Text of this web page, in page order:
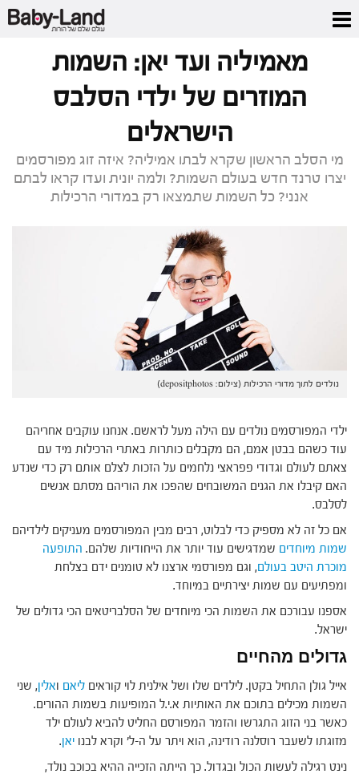
דף הבית
מאמיליה ועד יאן: השמות המוזרים של ילדי הסלבס
מאמיליה ועד יאן: השמות
המוזרים של ילדי הסלבס
הישראלים
מי הסלב הראשון שקרא לבתו אמיליה? איזה זוג מפורסמים
יצרו טרנד חדש בעולם השמות? ולמה יונית ועדו קראו לבתם
אנני? כל השמות שתמצאו רק במדורי הרכילות
נולדים לתוך מדורי הרכילות (צילום: depositphotos)
ילדי המפורסמים נולדים עם הילה מעל לראשם. אנחנו עוקבים אחריהם
עוד כשהם בבטן אמם, הם מקבלים כותרות באתרי הרכילות מיד עם
צאתם לעולם וגדודי פפראצי נלחמים על הזכות לצלם אותם רק כדי שנדע
האם קיבלו את הגנים המשובחים שהפכו את הוריהם מסתם אנשים
לסלבס.
אם כל זה לא מספיק כדי לבלוט, רבים מבין המפורסמים מעניקים לילדיהם
שמות מיוחדים שמדגישים עוד יותר את הייחודיות שלהם. התופעה
מוכרת היטב בעולם, וגם מפורסמי ארצנו לא טומנים ידם בצלחת
ומפתיעים עם שמות יצירתיים במיוחד.
אספנו עבורכם את השמות הכי מיוחדים של הסלבריטאים הכי גדולים של
ישראל.
גדולים מהחיים
אייל גולן התחיל בקטן. לילדים שלו ושל אילנית לוי קוראים ליאם ואלין, שני
השמות מכילים בתוכם את האותיות א.י.ל המופיעות בשמות ההורים.
כאשר בני הזוג התגרשו והזמר המפורסם החליט להביא לעולם ילד
מזוגתו לשעבר רוסלנה רודינה, הוא ויתר על ה-ל' וקרא לבנו יאן.
נינט רגילה לעשות הכול ובגדול. כך הייתה הזכייה ההיא בכוכב נולד,